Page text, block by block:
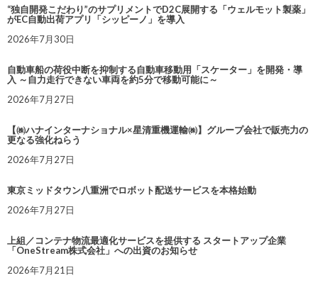
“独自開発こだわり”のサプリメントでD2C展開する「ウェルモット製薬」
がEC自動出荷アプリ「シッピーノ」を導入
2026年7月30日
自動車船の荷役中断を抑制する自動車移動用「スケーター」を開発・導
入 ～自力走行できない車両を約5分で移動可能に～
2026年7月27日
【㈱ハナインターナショナル×星清重機運輸㈱】グループ会社で販売力の
更なる強化ねらう
2026年7月27日
東京ミッドタウン八重洲でロボット配送サービスを本格始動
2026年7月27日
上組／コンテナ物流最適化サービスを提供する スタートアップ企業
「OneStream株式会社」への出資のお知らせ
2026年7月21日